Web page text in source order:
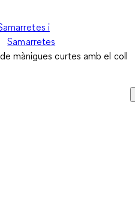
i
Samarretes
mànigues curtes amb el coll